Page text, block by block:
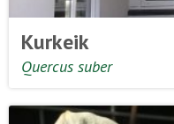
Kurkeik
Quercus suber